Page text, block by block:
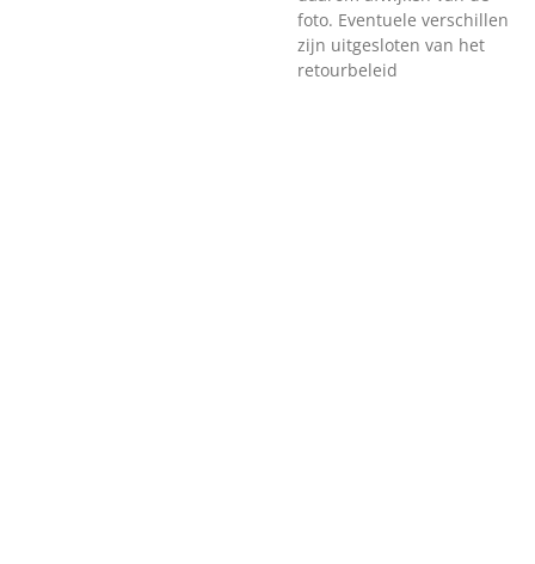
foto. Eventuele verschillen
zijn uitgesloten van het
retourbeleid